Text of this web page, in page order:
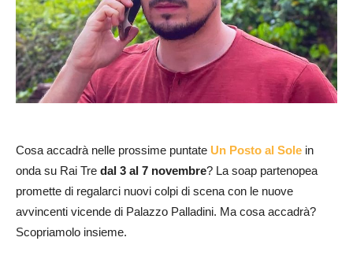
Cosa accadrà nelle prossime puntate Un Posto al Sole in
onda su Rai Tre dal 3 al 7 novembre? La soap partenopea
promette di regalarci nuovi colpi di scena con le nuove
avvincenti vicende di Palazzo Palladini. Ma cosa accadrà?
Scopriamolo insieme.